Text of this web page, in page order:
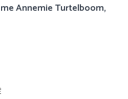
Annemie Turtelboom,